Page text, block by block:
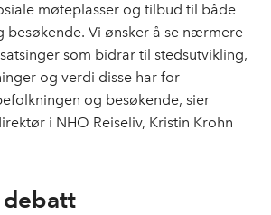
møteplasser og tilbud til både
besøkende. Vi ønsker å se nærmere
som bidrar til stedsutvikling,
og verdi disse har for
og besøkende, sier
i NHO Reiseliv, Kristin Krohn